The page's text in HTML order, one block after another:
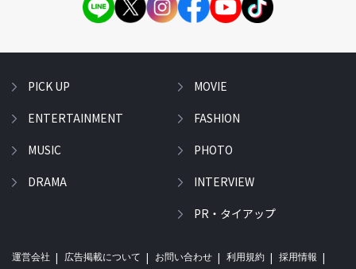
PICK UP
ENTERTAINMENT
MUSIC
DRAMA
MOVIE
FASHION
PHOTO
INTERVIEW
PR・タイアップ
運営会社 広告掲載について お問い合わせ 利用規約 採用情報